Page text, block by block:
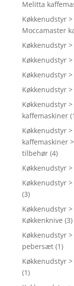
Melitta
Køkkenudstyr
Moccamaster
Køkkenudstyr
Køkkenudstyr
Køkkenudstyr
Køkkenudstyr
Køkkenudstyr
kaffemaskiner
Køkkenudstyr
kaffemaskiner
tilbehør (4)
Køkkenudstyr
Køkkenudstyr
(3)
Køkkenudstyr
Køkkenknive (3)
Køkkenudstyr
pebersæt (1)
Køkkenudstyr
(1)